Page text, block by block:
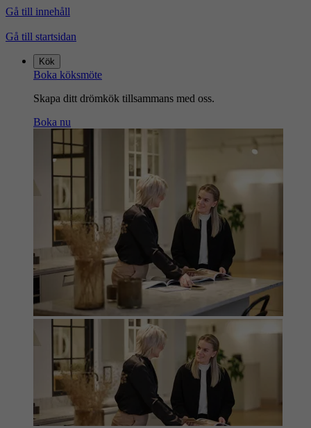
Gå till innehåll
Gå till startsidan
Kök
Boka köksmöte
Skapa ditt drömkök tillsammans med oss.
Boka nu